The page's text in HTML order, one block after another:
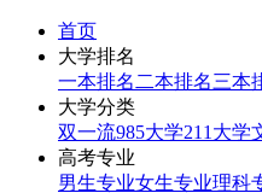
首页
大学排名
一本排名 二本排名三本
大学分类
双一流985大学211大学
高考专业
男生专业女生专业理科